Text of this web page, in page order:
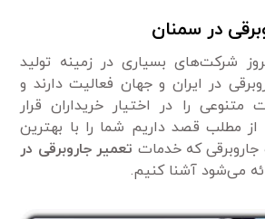
در سمنان
شرکت‌های بسیاری در زمینه تولید
در ایران و جهان فعالیت دارند و
متنوعی را در اختیار خریداران قرار
مطلب قصد داریم شما را با بهترین
جاروبرقی که خدمات تعمیر جاروبرقی در
می‌شود آشنا کنیم.